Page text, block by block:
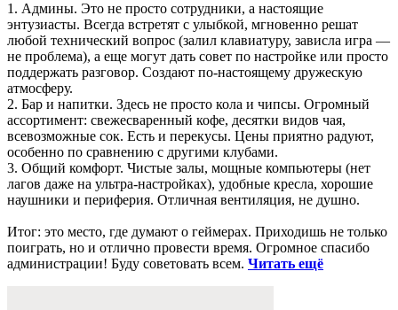
1. Админы. Это не просто сотрудники, а настоящие
энтузиасты. Всегда встретят с улыбкой, мгновенно решат
любой технический вопрос (залил клавиатуру, зависла игра —
не проблема), а еще могут дать совет по настройке или просто
поддержать разговор. Создают по-настоящему дружескую
атмосферу.
2. Бар и напитки. Здесь не просто кола и чипсы. Огромный
ассортимент: свежесваренный кофе, десятки видов чая,
всевозможные сок. Есть и перекусы. Цены приятно радуют,
особенно по сравнению с другими клубами.
3. Общий комфорт. Чистые залы, мощные компьютеры (нет
лагов даже на ультра-настройках), удобные кресла, хорошие
наушники и периферия. Отличная вентиляция, не душно.
Итог: это место, где думают о геймерах. Приходишь не только
поиграть, но и отлично провести время. Огромное спасибо
администрации! Буду советовать всем. Читать ещё